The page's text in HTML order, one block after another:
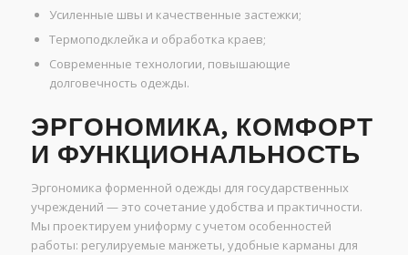
Усиленные швы и качественные застежки;
Термоподклейка и обработка краев;
Современные технологии, повышающие
долговечность одежды.
ЭРГОНОМИКА, КОМФОРТ
И ФУНКЦИОНАЛЬНОСТЬ
Эргономика форменной одежды для государственных
учреждений — это сочетание удобства и практичности.
Мы проектируем униформу с учетом особенностей
работы: регулируемые манжеты, удобные карманы для